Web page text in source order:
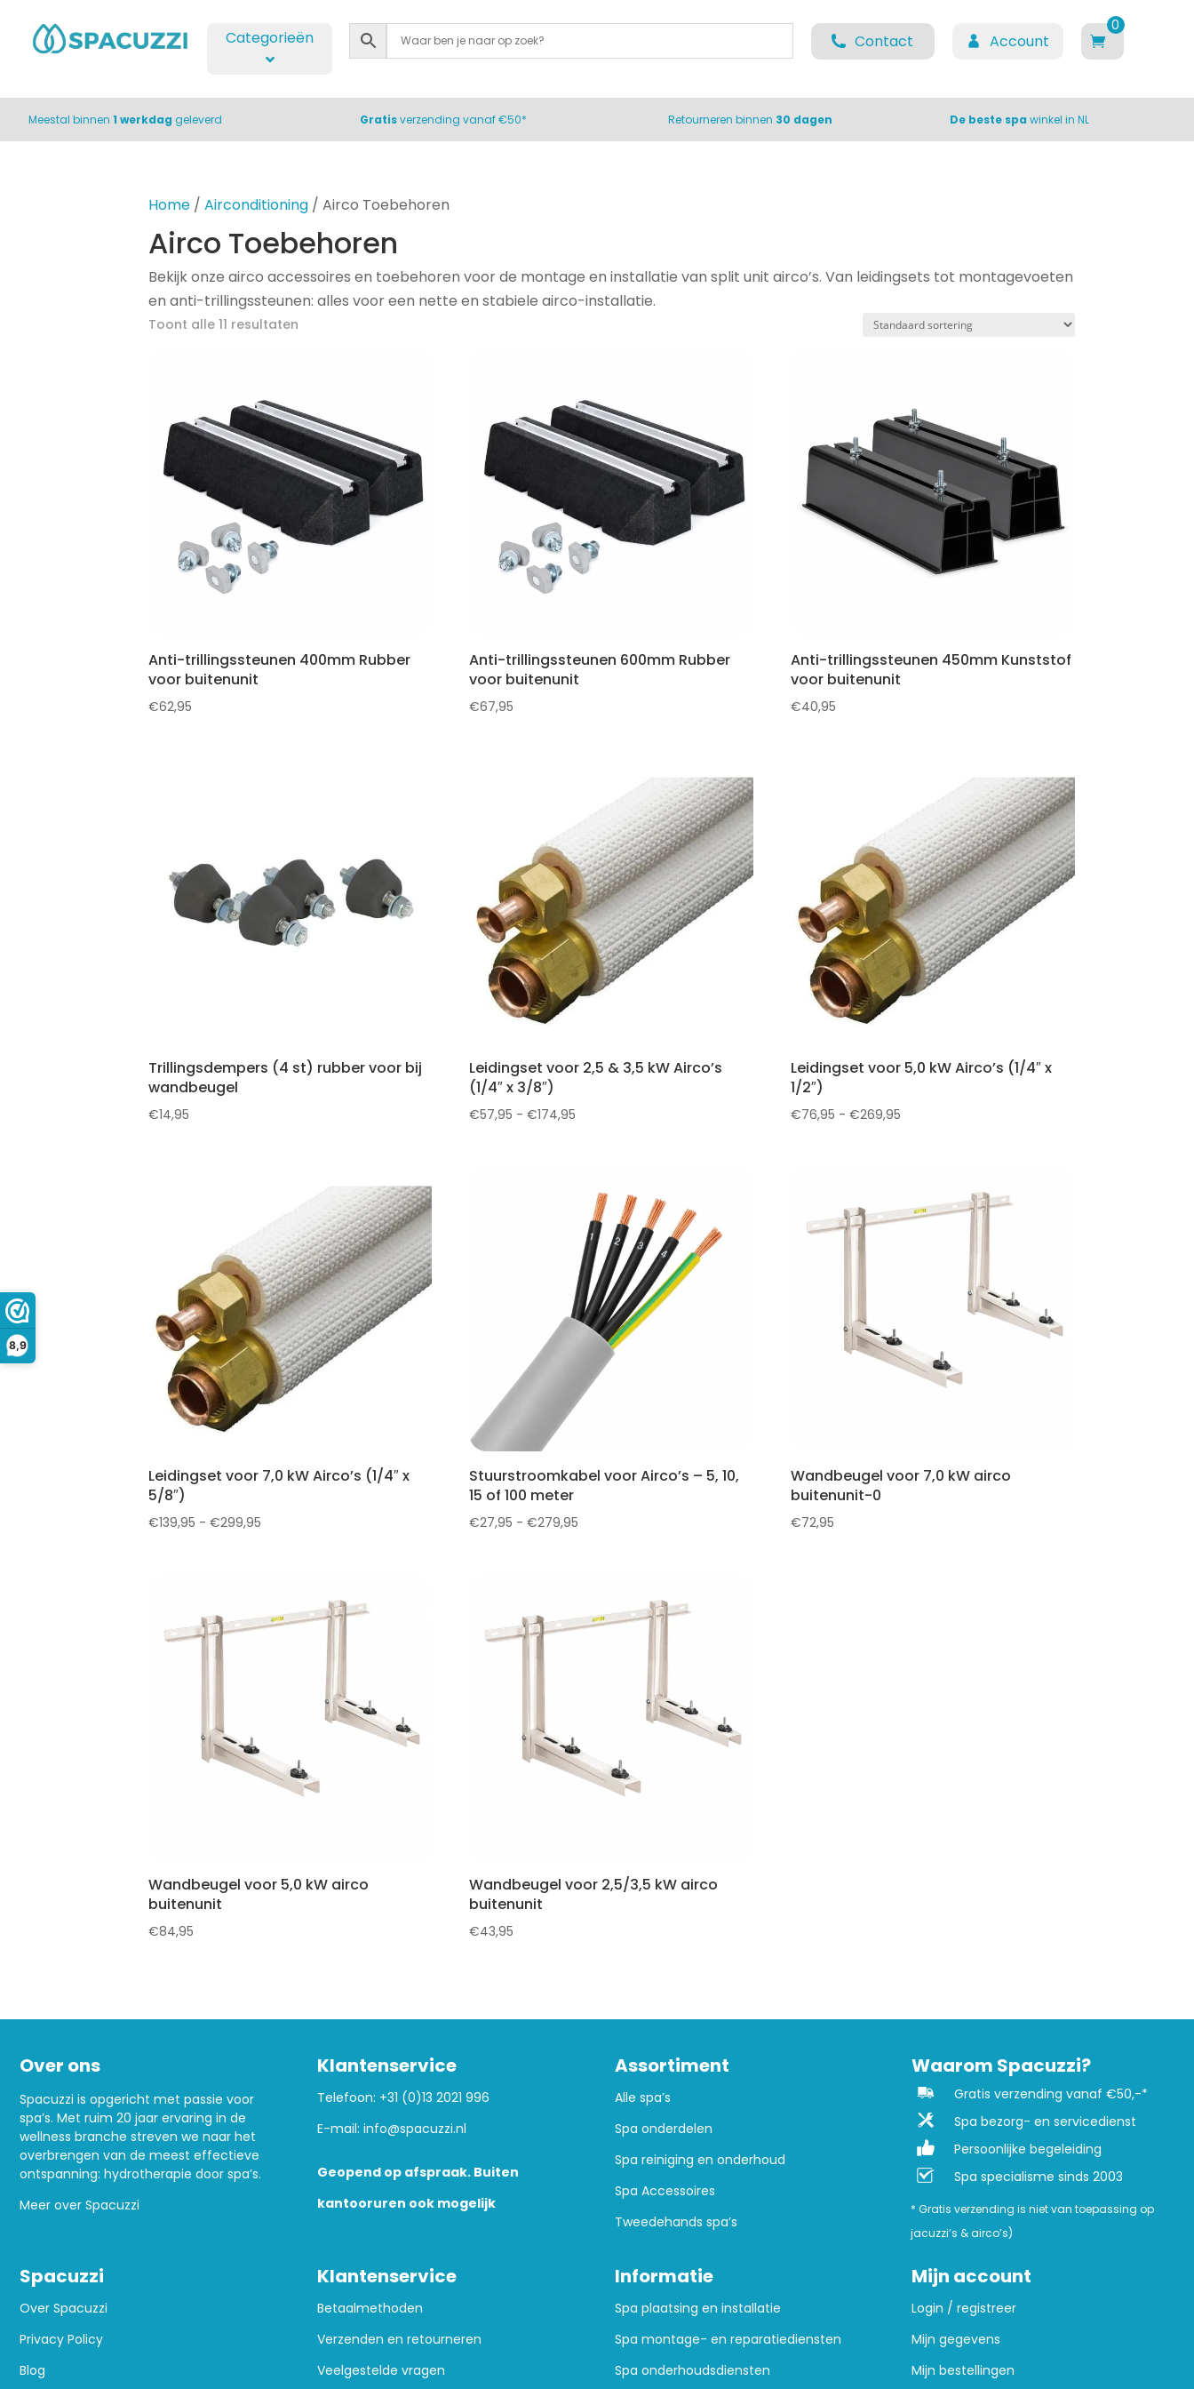
8,9
Contact Account
0
Meestal binnen 1 werkdag geleverd Gratisverzending vanaf €50* Retourneren binnen 30 dagen De beste spa winkel in NL
Home/ Airconditioning/ Airco Toebehoren
Airco Toebehoren
Bekijk onze airco accessoires en toebehoren voor de montage en installatie van split unit airco’s. Van leidingsets tot montagevoeten
en anti-trillingssteunen: alles voor een nette en stabiele airco-installatie.
Toont alle 11 resultaten
Anti-trillingssteunen 400mm Rubber
voor buitenunit
€62,95
Anti-trillingssteunen 600mm Rubber
voor buitenunit
€67,95
Anti-trillingssteunen 450mm Kunststof
voor buitenunit
€40,95
Trillingsdempers (4 st) rubber voor bij
wandbeugel
€14,95
Leidingset voor 2,5 & 3,5 kW Airco’s
(1/4″ x 3/8″)
€57,95 - €174,95
Leidingset voor 5,0 kW Airco’s (1/4″ x
1/2″)
€76,95 - €269,95
Leidingset voor 7,0 kW Airco’s (1/4″ x
5/8″)
€139,95 - €299,95Prijsklasse:
Stuurstroomkabel voor Airco’s – 5, 10,
15 of 100 meter
€27,95 - €279,95
Wandbeugel voor 7,0 kW airco
buitenunit-0
€72,95
Wandbeugel voor 5,0 kW airco
buitenunit
€84,95
Wandbeugel voor 2,5/3,5 kW airco
buitenunit
€43,95
Over ons
Spacuzzi is opgericht met passie voor
spa’s. Met ruim 20 jaar ervaring in de
wellness branche streven we naar het
overbrengen van de meest effectieve
ontspanning: hydrotherapie door spa’s.
Meer over Spacuzzi
Klantenservice
Telefoon: +31 (0)13 2021 996
E-mail: info@spacuzzi.nl
Geopend op afspraak. Buiten
kantooruren ook mogelijk
Assortiment
Alle spa’s
Spa onderdelen
Spa reiniging en onderhoud
Spa Accessoires
Tweedehands spa’s
Waarom Spacuzzi?
Gratis verzending vanaf €50,-*
Spa bezorg- en servicedienst
Persoonlijke begeleiding
Spa specialisme sinds 2003
* Gratis verzending is niet van toepassing op
jacuzzi’s & airco’s)
Spacuzzi
Over Spacuzzi
Privacy Policy
Blog
Klantenservice
Betaalmethoden
Verzenden en retourneren
Veelgestelde vragen
Informatie
Spa plaatsing en installatie
Spa montage- en reparatiediensten
Spa onderhoudsdiensten
Mijn account
Login / registreer
Mijn gegevens
Mijn bestellingen